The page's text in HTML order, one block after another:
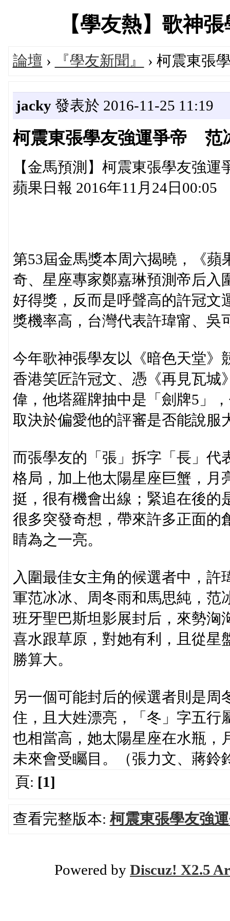
【學友熱】歌神
論壇 › 『學友新聞』 › 柯震東張
jacky發表於 2016-11-25 11:19
柯震東張學友強運爭帝 范
【金馬預測】柯震東張學友強
蘋果日報 2016年11月24日
第53屆金馬獎本周六揭曉，《
奇、星座專家鄭嘉琳預測帝后入
好得獎，反而是呼聲高的許冠文
獎機率高，台灣代表許瑋甯、吳
今年歌神張學友以《暗色天堂》
香港笑匠許冠文、憑《再見瓦城
偉，他塔羅牌抽中是「劍牌5」
取決於偏愛他的評審是否能說服
而張學友的「張」拆字「長」代
格局，加上他太陽星座巨蟹，月
挺，很有機會出線；緊追在後的
很多突發奇想，帶來許多正面的
睛為之一亮。
入圍最佳女主角的候選者中，
軍范冰冰、周冬雨和馬思純，范
班牙聖巴斯坦影展封后，來勢洶
喜水跟草原，對她有利，且從星
勝算大。
另一個可能封后的候選者則是
住，且大姓漂亮，「冬」字五行
也相當高，她太陽星座在水瓶，
未來會受矚目。（張力文、蔣鈴
頁: [1]
查看完整版本: 柯震東張學友強
Powered by Discuz! X2.5